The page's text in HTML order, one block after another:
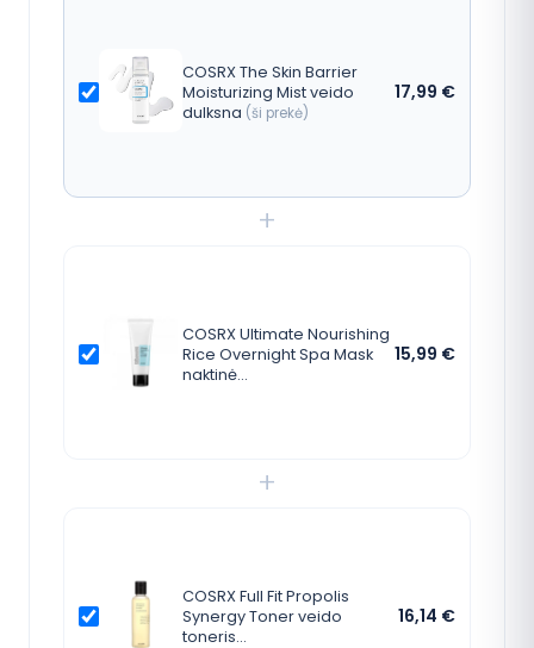
COSRX The Skin Barrier
Moisturizing Mist veido
dulksna (ši prekė)
17,99 €
+
COSRX Ultimate Nourishing
Rice Overnight Spa Mask
naktinė…
15,99 €
+
COSRX Full Fit Propolis
Synergy Toner veido
toneris…
16,14 €